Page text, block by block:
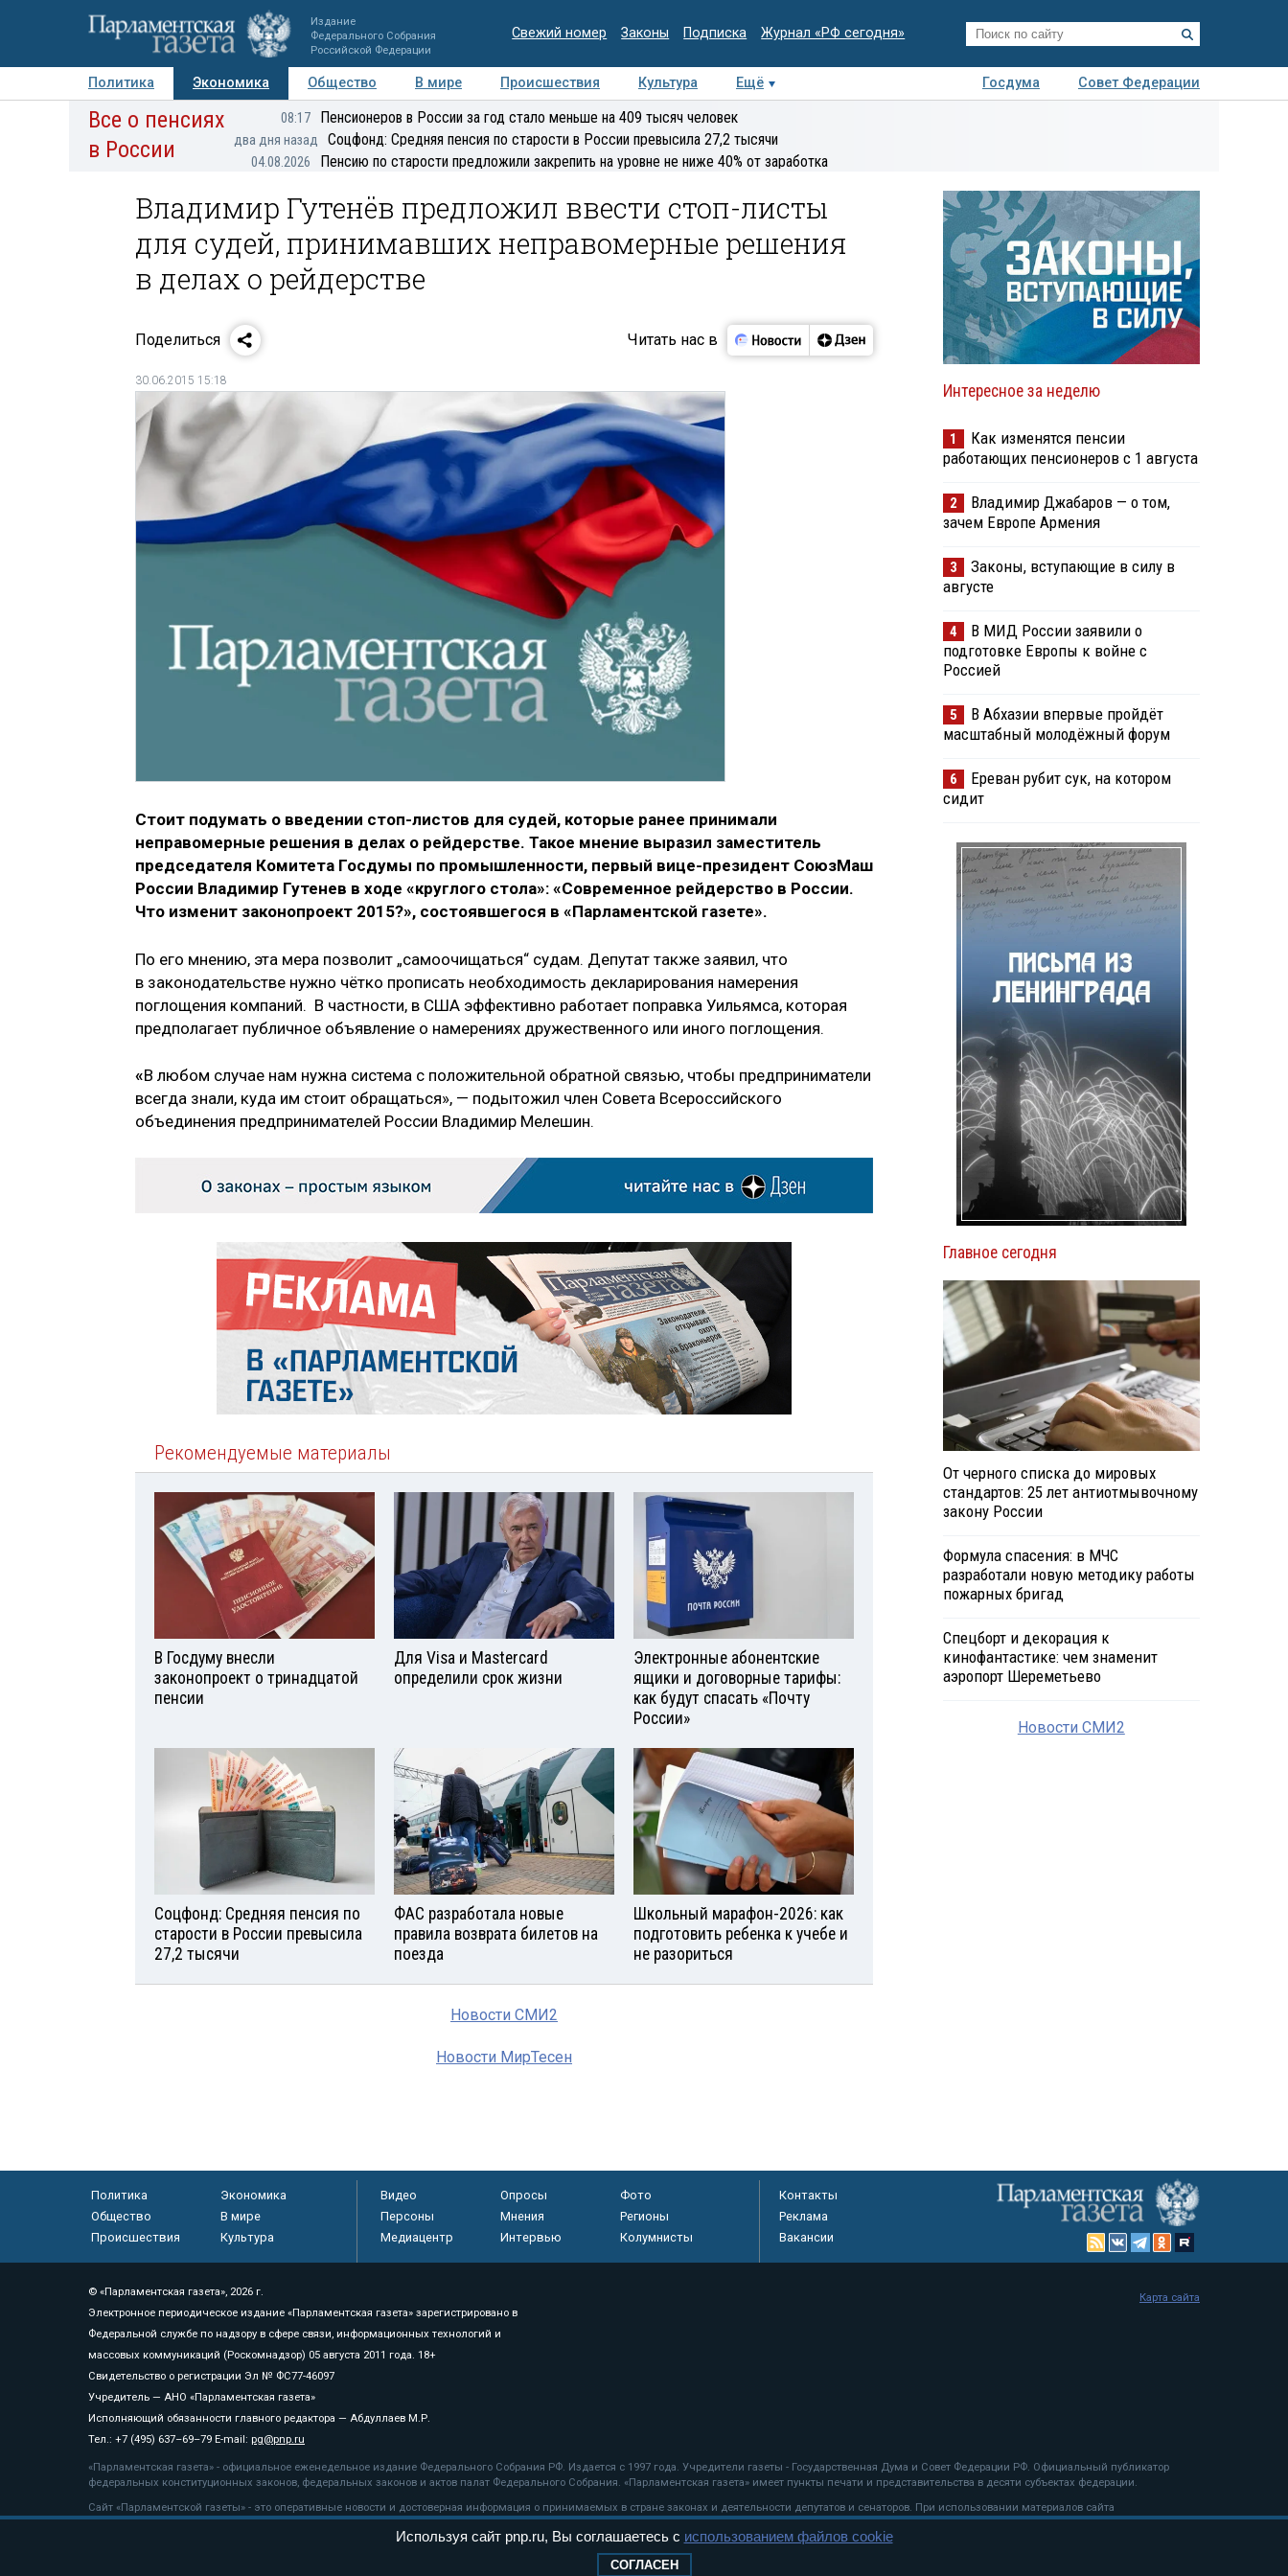
Издание
Федерального Собрания
Российской Федерации
Свежий номер Законы Подписка Журнал «РФ сегодня»
Политика Экономика Общество В мире Происшествия Культура Ещё Госдума
Совет Федерации
Авторы Персоны Мнения Регионы Медиацентр Интервью Колумнисты
Все о пенсиях
в России
08:17 Пенсионеров в России за год стало меньше на 409 тысяч человек
два дня назад Соцфонд: Средняя пенсия по старости в России превысила 27,2 тысячи
04.08.2026 Пенсию по старости предложили закрепить на уровне не ниже 40% от заработка
Владимир Гутенёв предложил ввести стоп-листы
для судей, принимавших неправомерные решения
в делах о рейдерстве
Поделиться Читать нас в
30.06.2015 15:18
Стоит подумать о введении стоп-листов для судей, которые ранее принимали
неправомерные решения в делах о рейдерстве. Такое мнение выразил заместитель
председателя Комитета Госдумы по промышленности, первый вице-президент СоюзМаш
России Владимир Гутенев в ходе «круглого стола»: «Современное рейдерство в России.
Что изменит законопроект 2015?», состоявшегося в «Парламентской газете».
По его мнению, эта мера позволит „самоочищаться“ судам. Депутат также заявил, что
в законодательстве нужно чётко прописать необходимость декларирования намерения
поглощения компаний. В частности, в США эффективно работает поправка Уильямса, которая
предполагает публичное объявление о намерениях дружественного или иного поглощения.
«В любом случае нам нужна система с положительной обратной связью, чтобы предприниматели
всегда знали, куда им стоит обращаться», — подытожил член Совета Всероссийского
объединения предпринимателей России Владимир Мелешин.
Рекомендуемые материалы
В Госдуму внесли
законопроект о тринадцатой
пенсии
Для Visа и Mastercard
определили срок жизни
Электронные абонентские
ящики и договорные тарифы:
как будут спасать «Почту
России»
Соцфонд: Средняя пенсия по
старости в России превысила
27,2 тысячи
ФАС разработала новые
правила возврата билетов на
поезда
Школьный марафон-2026: как
подготовить ребенка к учебе и
не разориться
Новости СМИ2
Новости МирТесен
Интересное за неделю
1
Как изменятся пенсии
работающих пенсионеров с 1 августа
2
Владимир Джабаров — о том,
зачем Европе Армения
3
Законы, вступающие в силу в
августе
4
В МИД России заявили о
подготовке Европы к войне с
Россией
5
В Абхазии впервые пройдёт
масштабный молодёжный форум
6
Ереван рубит сук, на котором
сидит
Главное сегодня
От черного списка до мировых
стандартов: 25 лет антиотмывочному
закону России
Формула спасения: в МЧС
разработали новую методику работы
пожарных бригад
Спецборт и декорация к
кинофантастике: чем знаменит
аэропорт Шереметьево
Новости СМИ2
Политика
Экономика
Общество
В мире
Происшествия
Культура
Видео Опросы
Фото
Персоны
Мнения
Регионы
Медиацентр
Интервью Колумнисты
Контакты
Реклама
Вакансии
© «Парламентская газета», 2026 г.
Электронное периодическое издание «Парламентская газета» зарегистрировано в
Федеральной службе по надзору в сфере связи, информационных технологий и
массовых коммуникаций (Роскомнадзор) 05 августа 2011 года. 18+
Свидетельство о регистрации Эл № ФС77-46097
Учредитель — АНО «Парламентская газета»
Исполняющий обязанности главного редактора — Абдуллаев М.Р.
Тел.: +7 (495) 637–69–79 E-mail: pg@pnp.ru
«Парламентская газета» - официальное еженедельное издание Федерального Собрания РФ. Издается с 1997 года. Учредители газеты - Государственная Дума и Совет Федерации РФ. Официальный публикатор
федеральных конституционных законов, федеральных законов и актов палат Федерального Собрания. «Парламентская газета» имеет пункты печати и представительства в десяти субъектах федерации.
Сайт «Парламентской газеты» - это оперативные новости и достоверная информация о принимаемых в стране законах и деятельности депутатов и сенаторов. При использовании материалов сайта
«Парламентской газеты» активная ссылка на pnp.ru обязательна.
рекомендательные технологии
Карта сайта
Используя сайт pnp.ru, Вы соглашаетесь с использованием файлов cookie
СОГЛАСЕН